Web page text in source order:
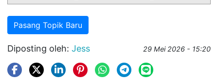
Pasang Topik Baru
Diposting oleh: Jess 29 Mei 2026 - 15:20